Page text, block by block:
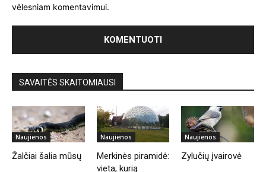
vėlesniam komentavimui.
SAVAITĖS SKAITOMIAUSI
Naujienos
Žalčiai šalia mūsų
Naujienos
Merkinės piramidė:
vieta, kurią
Naujienos
Zylučių įvairovė